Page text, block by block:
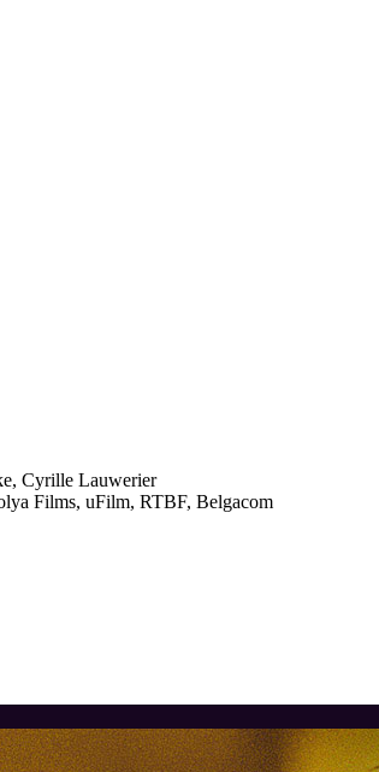
Cyrille Lauwerier
Films, uFilm, RTBF, Belgacom